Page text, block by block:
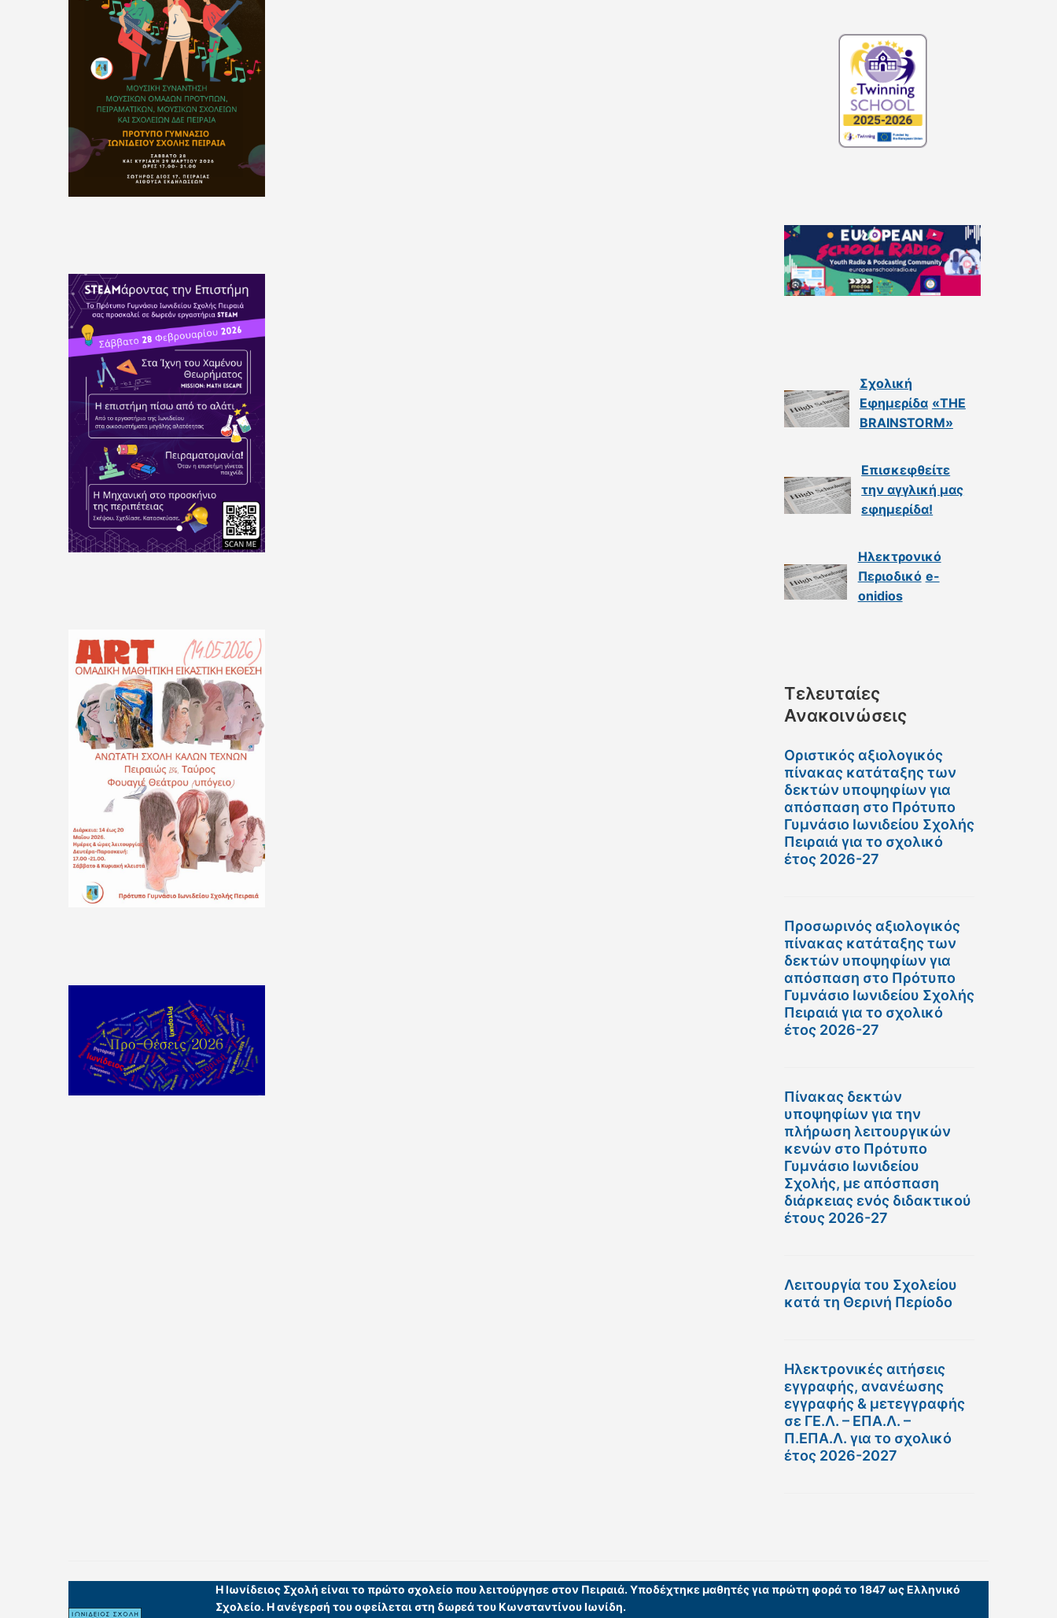
Σχολική
Εφημερίδα «THE
BRAINSTORM»
Επισκεφθείτε
την αγγλική μας
εφημερίδα!
Ηλεκτρονικό
Περιοδικό e-
onidios
Τελευταίες
Ανακοινώσεις
Οριστικός αξιολογικός
πίνακας κατάταξης των
δεκτών υποψηφίων για
απόσπαση στο Πρότυπο
Γυμνάσιο Ιωνιδείου Σχολής
Πειραιά για το σχολικό
έτος 2026-27
Προσωρινός αξιολογικός
πίνακας κατάταξης των
δεκτών υποψηφίων για
απόσπαση στο Πρότυπο
Γυμνάσιο Ιωνιδείου Σχολής
Πειραιά για το σχολικό
έτος 2026-27
Πίνακας δεκτών
υποψηφίων για την
πλήρωση λειτουργικών
κενών στο Πρότυπο
Γυμνάσιο Ιωνιδείου
Σχολής, με απόσπαση
διάρκειας ενός διδακτικού
έτους 2026-27
Λειτουργία του Σχολείου
κατά τη Θερινή Περίοδο
Ηλεκτρονικές αιτήσεις
εγγραφής, ανανέωσης
εγγραφής & μετεγγραφής
σε ΓΕ.Λ. – ΕΠΑ.Λ. –
Π.ΕΠΑ.Λ. για το σχολικό
έτος 2026-2027
Η Ιωνίδειος Σχολή είναι το πρώτο σχολείο που λειτούργησε στον Πειραιά. Υποδέχτηκε μαθητές για πρώτη φορά το 1847 ως Ελληνικό
Σχολείο. Η ανέγερσή του οφείλεται στη δωρεά του Κωνσταντίνου Ιωνίδη.